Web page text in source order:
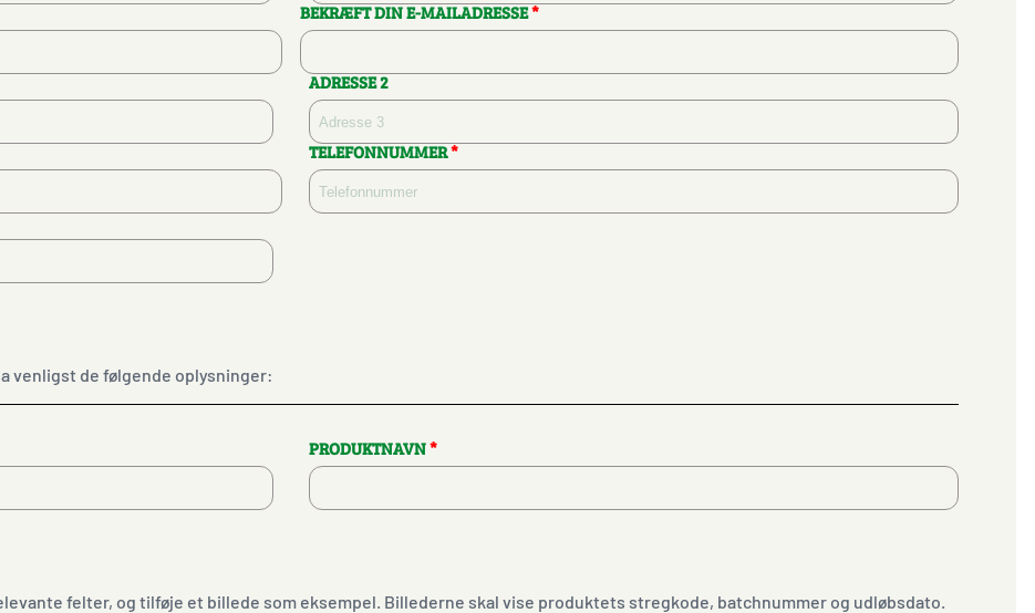
BEKRÆFT DIN E-MAILADRESSE*
ADRESSE 2
TELEFONNUMMER*
venligst de følgende oplysninger:
PRODUKTNAVN*
felter, og tilføje et billede som eksempel. Billederne skal vise produktets stregkode, batchnummer og udløbsdato.